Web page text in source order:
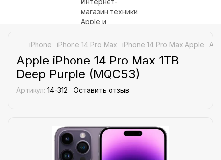
iPhone iPhone 14 Pro Max iPhone 14 Pro Max Apple
Apple iPhone 14 Pro Max 1TB
Deep Purple (MQC53)
Артикул: 14-312 Оставить отзыв